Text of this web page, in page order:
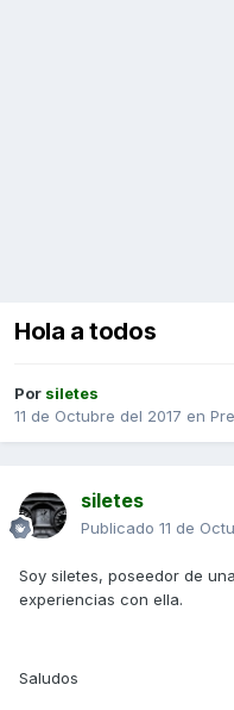
Hola a todos
Por siletes
11 de Octubre del 2017 en
siletes
Publicado 11 de
Soy siletes, poseedor de
experiencias con ella.
Saludos